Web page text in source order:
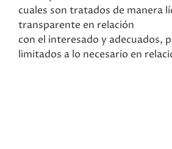
cuales son tratados de manera
transparente en relación
con el interesado y adecuados,
limitados a lo necesario en